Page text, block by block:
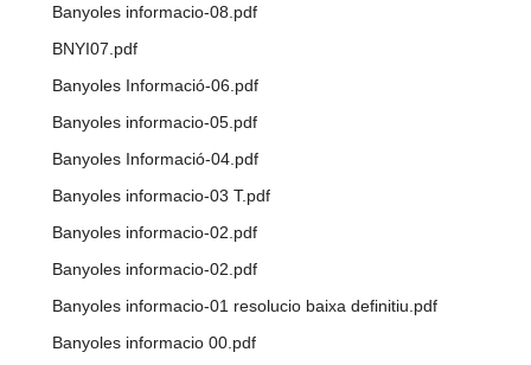
Banyoles informacio-08.pdf
BNYI07.pdf
Banyoles Informació-06.pdf
Banyoles informacio-05.pdf
Banyoles Informació-04.pdf
Banyoles informacio-03 T.pdf
Banyoles informacio-02.pdf
Banyoles informacio-02.pdf
Banyoles informacio-01 resolucio baixa definitiu.pdf
Banyoles informacio 00.pdf